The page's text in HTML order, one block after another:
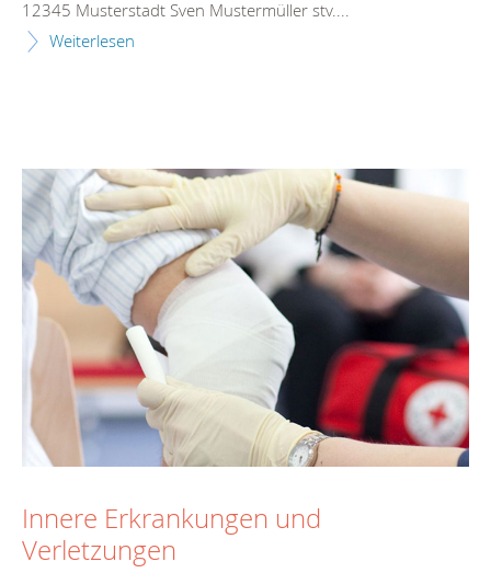
12345 Musterstadt Sven Mustermüller stv....
Weiterlesen
Innere Erkrankungen und
Verletzungen